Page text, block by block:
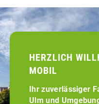
HERZLICH
MOBIL
Ihr zuverlässiger
Ulm und